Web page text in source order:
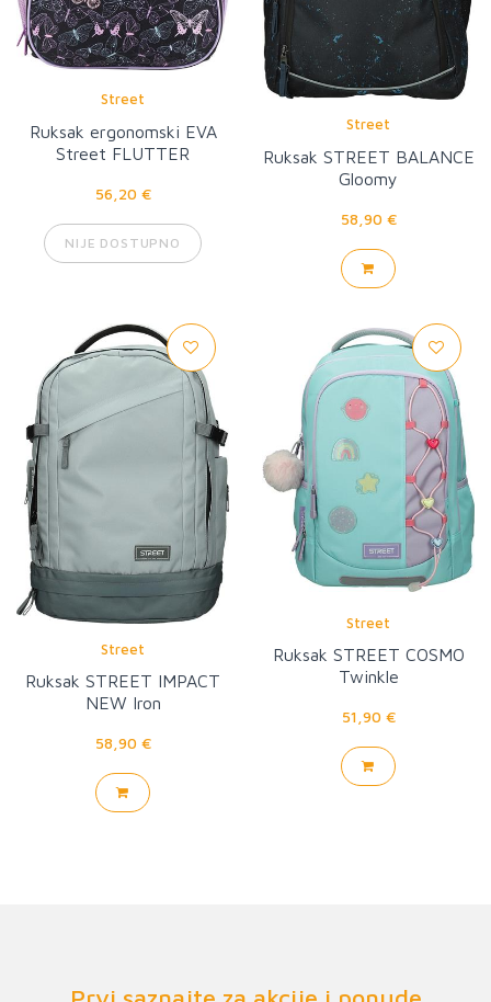
Street
Ruksak ergonomski EVA
Street FLUTTER
56,20 €
NIJE DOSTUPNO
Street
Ruksak STREET BALANCE
Gloomy
58,90 €
Street
Ruksak STREET IMPACT
NEW Iron
58,90 €
Street
Ruksak STREET COSMO
Twinkle
51,90 €